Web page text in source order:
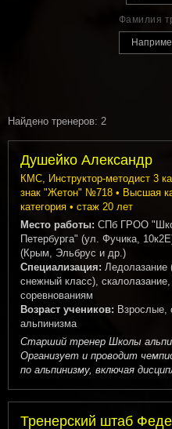
Фамилия
Найдено тренеров: 2
Душейко Александр
КМС, Инструктор-методист 3
знак "Жетон" №718 • Высшая
категория • стаж 20 лет
Место работы: СПб ГРОО
Петербурга" (ул. Фучика,
(Крым, Эльбрус и др.)
Специализация: Ледолазание
снежный класс),
соревнованиям
Возраст учеников: Взрослые,
альпинизма
Старший тренер Школы
Организует и проводит
по альпинизму, включая
Тренерский штаб